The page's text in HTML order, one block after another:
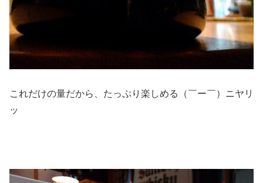
これだけの量だから、たっぷり楽しめる（￣ー￣）ニヤリ
ッ